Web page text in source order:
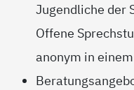
Jugendliche der
Offene
anonym in